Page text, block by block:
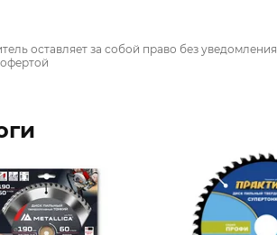
оставляет за собой право без